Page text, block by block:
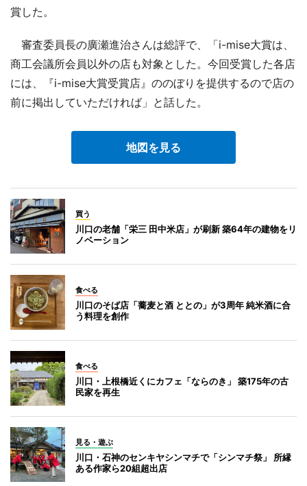
賞した。
審査委員長の廣瀬進治さんは総評で、「i-mise大賞は、
商工会議所会員以外の店も対象とした。今回受賞した各店
には、『i-mise大賞受賞店』ののぼりを提供するので店の
前に掲出していただければ」と話した。
地図を見る
買う
川口の老舗「栄三 田中米店」が刷新 築64年の建物をリ
ノベーション
食べる
川口のそば店「蕎麦と酒 ととの」が3周年 純米酒に合
う料理を創作
食べる
川口・上根橋近くにカフェ「ならのき」 築175年の古
民家を再生
見る・遊ぶ
川口・石神のセンキヤシンマチで「シンマチ祭」 所縁
ある作家ら20組超出店